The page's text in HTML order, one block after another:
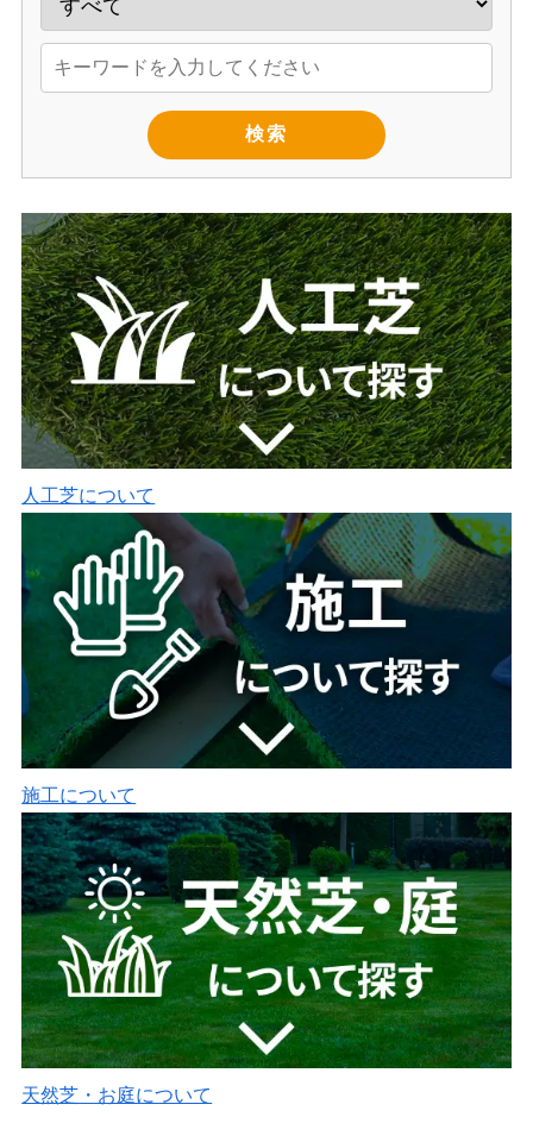
検索
人工芝について
施工について
天然芝・お庭について